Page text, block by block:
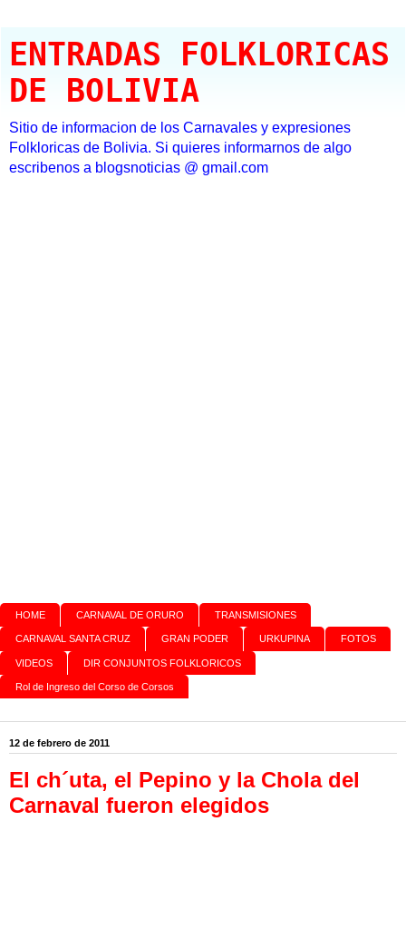
ENTRADAS FOLKLORICAS
DE BOLIVIA
Sitio de informacion de los Carnavales y expresiones
Folkloricas de Bolivia. Si quieres informarnos de algo
escribenos a blogsnoticias @ gmail.com
HOME CARNAVAL DE ORURO TRANSMISIONES
CARNAVAL SANTA CRUZ GRAN PODER URKUPINA FOTOS
VIDEOS DIR CONJUNTOS FOLKLORICOS
Rol de Ingreso del Corso de Corsos
12 de febrero de 2011
El ch´uta, el Pepino y la Chola del
Carnaval fueron elegidos